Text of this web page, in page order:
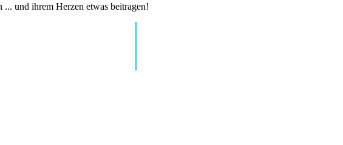
und ihrem Herzen etwas beitragen!